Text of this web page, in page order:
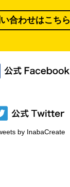
合わせはこちら
by InabaCreate